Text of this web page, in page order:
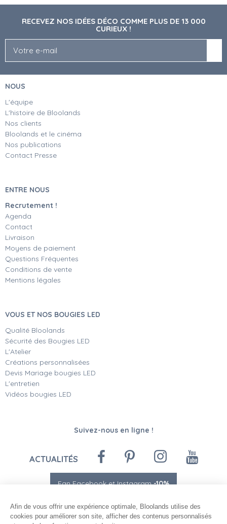
RECEVEZ NOS IDÉES DÉCO COMME PLUS DE 13 000
CURIEUX !
NOUS
L'équipe
L'histoire de Bloolands
Nos clients
Bloolands et le cinéma
Nos publications
Contact Presse
ENTRE NOUS
Recrutement !
Agenda
Contact
Livraison
Moyens de paiement
Questions Fréquentes
Conditions de vente
Mentions légales
VOUS ET NOS BOUGIES LED
Qualité Bloolands
Sécurité des Bougies LED
L'Atelier
Créations personnalisées
Devis Mariage bougies LED
L'entretien
Vidéos bougies LED
Suivez-nous en ligne !
ACTUALITÉS
Fan Facebook et Instagram-10%
Afin de vous offrir une expérience optimale, Bloolands utilise des
cookies pour améliorer son site, afficher des contenus personnalisés